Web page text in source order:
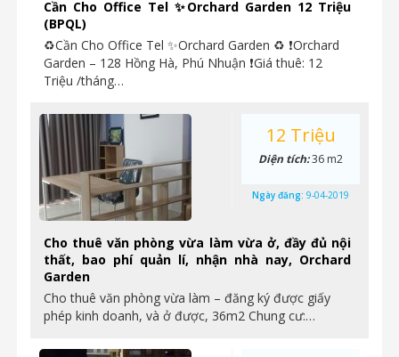
Cần Cho Office Tel ✨Orchard Garden 12 Triệu
(BPQL)
♻Cần Cho Office Tel ✨Orchard Garden ♻ ❗Orchard
Garden – 128 Hồng Hà, Phú Nhuận ❗Giá thuê: 12
Triệu /tháng…
Cho thuê văn phòng vừa làm vừa ở, đầy đủ nội
thất, bao phí quản lí, nhận nhà nay, Orchard
Garden
Cho thuê văn phòng vừa làm – đăng ký được giấy
phép kinh doanh, và ở được, 36m2 Chung cư:…
12 Triệu
Diện tích:36 m2
Ngày đăng: 9-04-2019